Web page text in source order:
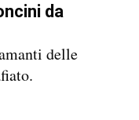
da
delle